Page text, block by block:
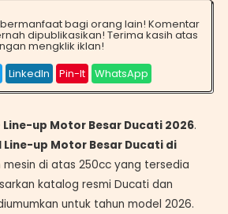
bermanfaat bagi orang lain! Komentar
dipublikasikan! Terima kasih atas
mengklik iklan!
LinkedIn Pin-It WhatsApp
up Motor Besar Ducati 2026.
up Motor Besar Ducati di
mesin di atas 250cc yang tersedia
katalog resmi Ducati dan
untuk tahun model 2026.